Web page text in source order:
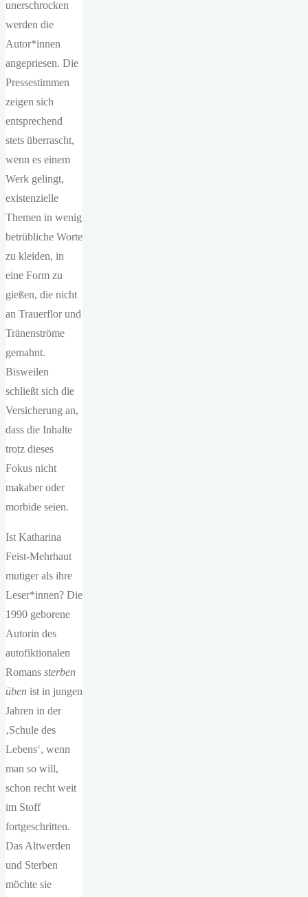
unerschrocken
werden die
Autor*innen
angepriesen. Die
Pressestimmen
zeigen sich
entsprechend
stets überrascht,
wenn es einem
Werk gelingt,
existenzielle
Themen in wenig
betrübliche Worte
zu kleiden, in
eine Form zu
gießen, die nicht
an Trauerflor und
Tränenströme
gemahnt.
Bisweilen
schließt sich die
Versicherung an,
dass die Inhalte
trotz dieses
Fokus nicht
makaber oder
morbide seien.
Ist Katharina
Feist-Mehrhaut
mutiger als ihre
Leser*innen? Die
1990 geborene
Autorin des
autofiktionalen
Romans sterben
üben ist in jungen
Jahren in der
‚Schule des
Lebens‘, wenn
man so will,
schon recht weit
im Stoff
fortgeschritten.
Das Altwerden
und Sterben
möchte sie